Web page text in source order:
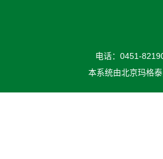
电话：0451-
本系统由北京玛格